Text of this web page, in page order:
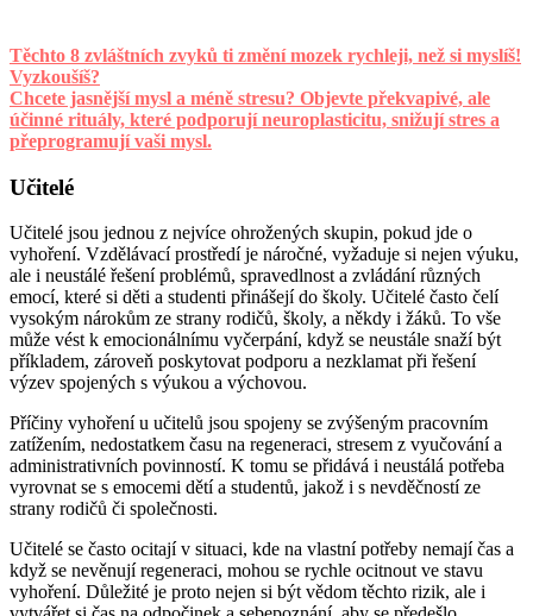
Těchto 8 zvláštních zvyků ti změní mozek rychleji, než si myslíš!
Vyzkoušíš?
Chcete jasnější mysl a méně stresu? Objevte překvapivé, ale
účinné rituály, které podporují neuroplasticitu, snižují stres a
přeprogramují vaši mysl.
Učitelé
Učitelé jsou jednou z nejvíce ohrožených skupin, pokud jde o
vyhoření. Vzdělávací prostředí je náročné, vyžaduje si nejen výuku,
ale i neustálé řešení problémů, spravedlnost a zvládání různých
emocí, které si děti a studenti přinášejí do školy. Učitelé často čelí
vysokým nárokům ze strany rodičů, školy, a někdy i žáků. To vše
může vést k emocionálnímu vyčerpání, když se neustále snaží být
příkladem, zároveň poskytovat podporu a nezklamat při řešení
výzev spojených s výukou a výchovou.
Příčiny vyhoření u učitelů jsou spojeny se zvýšeným pracovním
zatížením, nedostatkem času na regeneraci, stresem z vyučování a
administrativních povinností. K tomu se přidává i neustálá potřeba
vyrovnat se s emocemi dětí a studentů, jakož i s nevděčností ze
strany rodičů či společnosti.
Učitelé se často ocitají v situaci, kde na vlastní potřeby nemají čas a
když se nevěnují regeneraci, mohou se rychle ocitnout ve stavu
vyhoření. Důležité je proto nejen si být vědom těchto rizik, ale i